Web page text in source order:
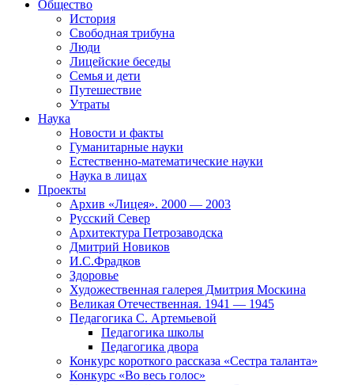
Общество
История
Свободная трибуна
Люди
Лицейские беседы
Семья и дети
Путешествие
Утраты
Наука
Новости и факты
Гуманитарные науки
Естественно-математические науки
Наука в лицах
Проекты
Архив «Лицея». 2000 — 2003
Русский Север
Архитектура Петрозаводска
Дмитрий Новиков
И.С.Фрадков
Здоровье
Художественная галерея Дмитрия Москина
Великая Отечественная. 1941 — 1945
Педагогика С. Артемьевой
Педагогика школы
Педагогика двора
Конкурс короткого рассказа «Сестра таланта»
Конкурс «Во весь голос»